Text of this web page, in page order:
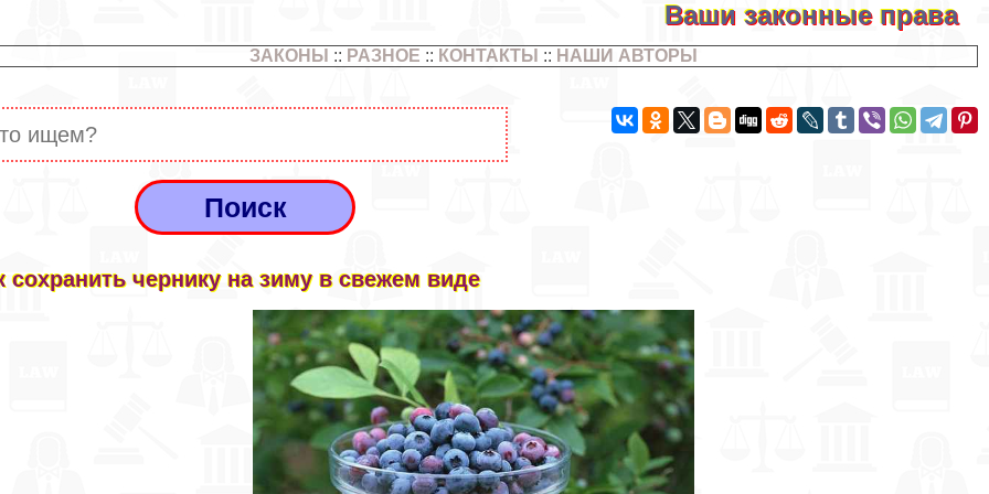
Ваши законные права
ЗАКОНЫ :: РАЗНОЕ :: КОНТАКТЫ :: НАШИ АВТОРЫ
сохранить чернику на зиму в свежем виде